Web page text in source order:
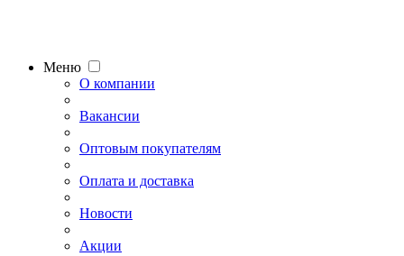
Меню
О компании
Вакансии
Оптовым покупателям
Оплата и доставка
Новости
Акции